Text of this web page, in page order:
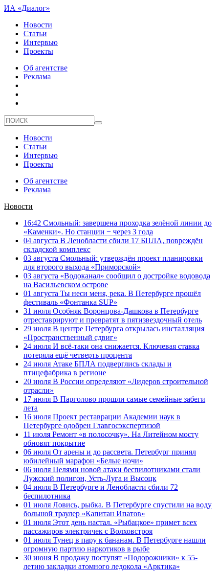
ИА «Диалог»
Новости
Статьи
Интервью
Проекты
Об агентстве
Реклама
Новости
Статьи
Интервью
Проекты
Об агентстве
Реклама
Новости
16:42 Смольный: завершена проходка зелёной линии до
«Каменки». Но станции − через 3 года
04 августа В Ленобласти сбили 17 БПЛА, повреждён
складской комплекс
03 августа Смольный: утверждён проект планировки
для второго выхода «Приморской»
03 августа «Водоканал» сообщил о достройке водовода
на Васильевском острове
01 августа Ты неси меня, река. В Петербурге прошёл
фестиваль «Фонтанка SUP»
31 июля Особняк Воронцова-Дашкова в Петербурге
отреставрируют и превратят в пятизвездочный отель
29 июля В центре Петербурга открылась инсталляция
«Пространственный сдвиг»
24 июля И всё-таки она снижается. Ключевая ставка
потеряла ещё четверть процента
24 июля Атаке БПЛА подверглись склады и
птицефабрика в регионе
20 июля В России определяют «Лидеров строительной
отрасли»
17 июля В Парголово прошли самые семейные забеги
лета
16 июля Проект реставрации Академии наук в
Петербурге одобрен Главгосэкспертизой
11 июля Ремонт «в полосочку». На Литейном мосту
обновят покрытие
06 июля От арены и до рассвета. Петербург принял
юбилейный марафон «Белые ночи»
06 июля Целями новой атаки беспилотниками стали
Лужский полигон, Усть-Луга и Высоцк
04 июля В Петербурге и Ленобласти сбили 72
беспилотника
01 июля Ловись, рыбка. В Петербурге спустили на воду
большой траулер «Капитан Ипатов»
01 июля Этот день настал. «Рыбацкое» примет всех
пассажиров электричек с Волховстроя
01 июля Тунец в пару к бананам. В Петербурге нашли
огромную партию наркотиков в рыбе
30 июня В продажу поступят «Подорожники» к 55-
летию закладки атомного ледокола «Арктика»